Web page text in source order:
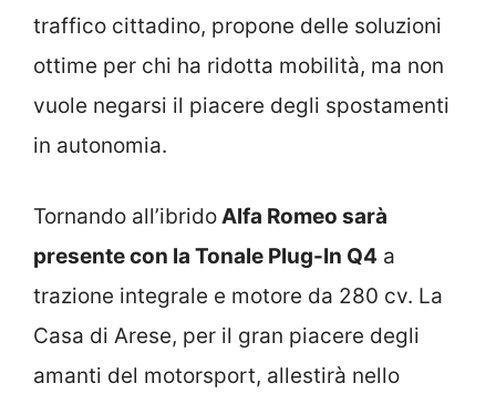
traffico cittadino, propone delle soluzioni
ottime per chi ha ridotta mobilità, ma non
vuole negarsi il piacere degli spostamenti
in autonomia.
Tornando all’ibridoAlfa Romeo sarà
presente con la Tonale Plug-In Q4 a
trazione integrale e motore da 280 cv. La
Casa di Arese, per il gran piacere degli
amanti del motorsport, allestirà nello